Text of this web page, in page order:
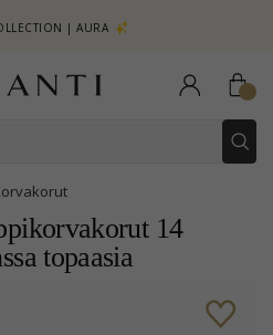
| AURA
14
topaasia